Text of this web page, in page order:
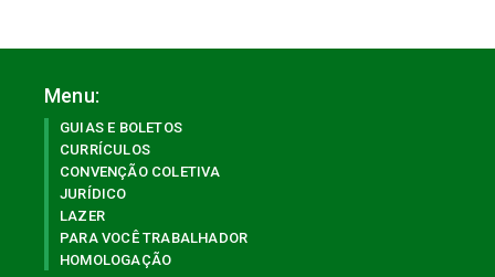
Menu:
GUIAS E BOLETOS
CURRÍCULOS
CONVENÇÃO COLETIVA
JURÍDICO
LAZER
PARA VOCÊ TRABALHADOR
HOMOLOGAÇÃO